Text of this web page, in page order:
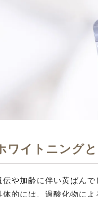
ワイトニング
伝や加齢に伴い⻩ばんで
体的には、過酸化物によ